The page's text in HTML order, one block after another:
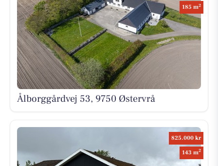
185 m2
Ålborggårdvej 53, 9750 Østervrå
825.000 kr
143 m2